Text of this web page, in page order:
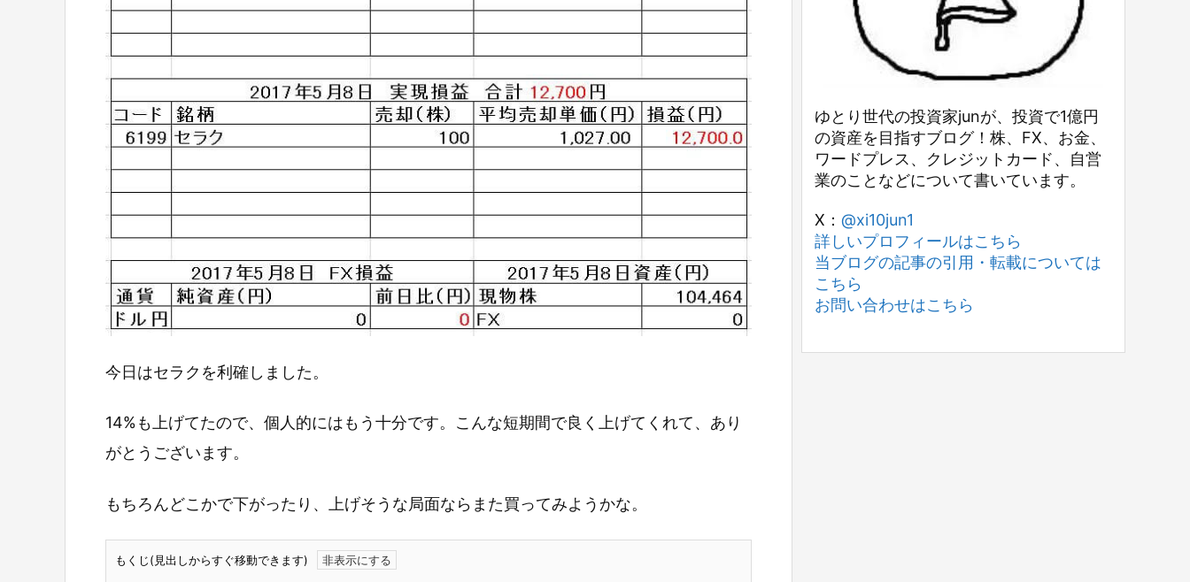
今日はセラクを利確しました。
14%も上げてたので、個人的にはもう十分です。こんな短期間で良く上げてくれて、あり
がとうございます。
もちろんどこかで下がったり、上げそうな局面ならまた買ってみようかな。
もくじ(見出しからすぐ移動できます)
ゆとり世代の投資家junが、投資で1億円
の資産を目指すブログ！株、FX、お金、
ワードプレス、クレジットカード、自営
業のことなどについて書いています。
X： @xi10jun1
詳しいプロフィールはこちら
当ブログの記事の引用・転載については
こちら
お問い合わせはこちら